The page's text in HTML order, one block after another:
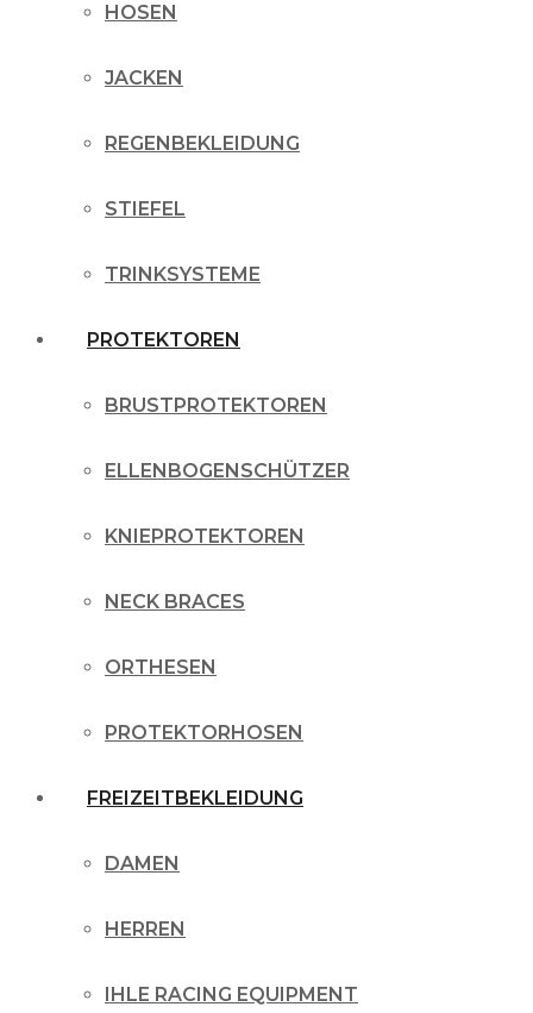
HOSEN
JACKEN
REGENBEKLEIDUNG
STIEFEL
TRINKSYSTEME
PROTEKTOREN
BRUSTPROTEKTOREN
ELLENBOGENSCHÜTZER
KNIEPROTEKTOREN
NECK BRACES
ORTHESEN
PROTEKTORHOSEN
FREIZEITBEKLEIDUNG
DAMEN
HERREN
IHLE RACING EQUIPMENT